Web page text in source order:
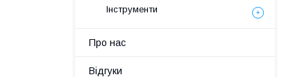
Інструменти
Про нас
Відгуки